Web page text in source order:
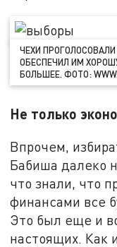
ЧЕХИ
ОБЕСПЕЧИЛ ИМ
БОЛЬШЕЕ. ФОТО:
Не только
Впрочем,
Бабиша далеко
что знали, что
финансами все
Это был еще и
настоящих. Как